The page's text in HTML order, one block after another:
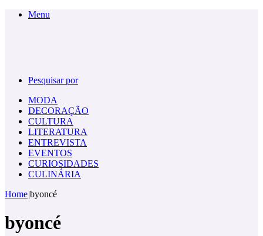
Menu
Pesquisar por
MODA
DECORAÇÃO
CULTURA
LITERATURA
ENTREVISTA
EVENTOS
CURIOSIDADES
CULINÁRIA
Home|byoncé
byoncé